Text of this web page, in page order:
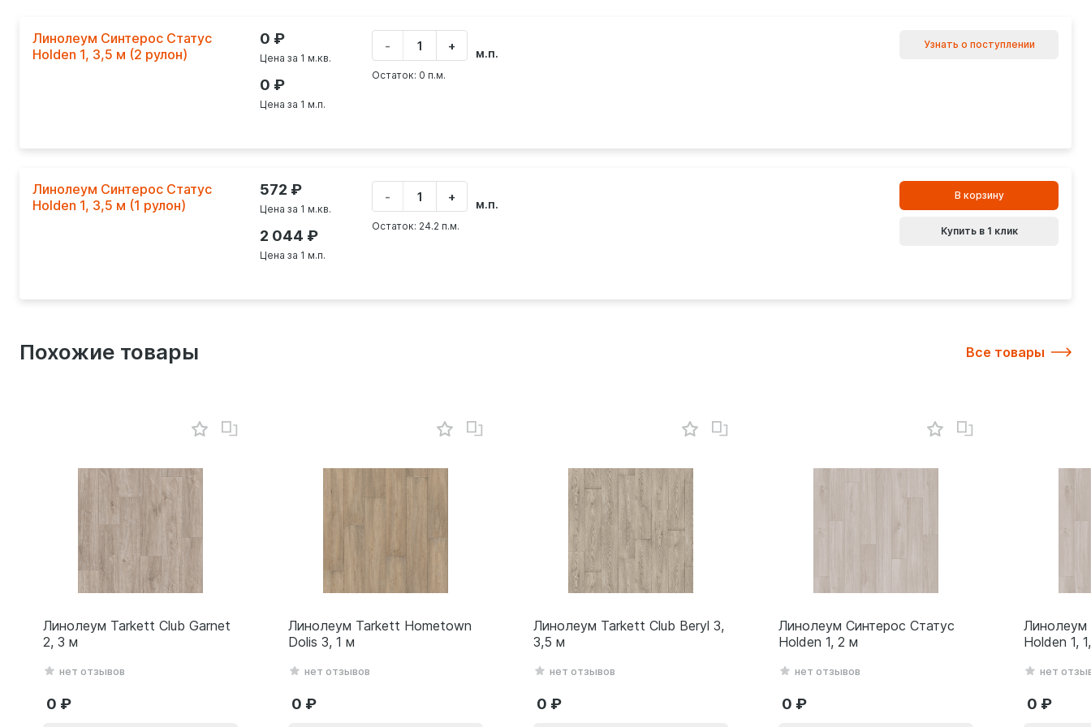
Линолеум Синтерос Статус
Holden 1, 3,5 м (2 рулон)
0
Цена за 1 м.кв.
0
Цена за 1 м.п.
-
Укажите
количество
товара
+ м.п.
Остаток: 0 п.м.
Узнать о поступлении
Линолеум Синтерос Статус
Holden 1, 3,5 м (1 рулон)
572
Цена за 1 м.кв.
2 044
Цена за 1 м.п.
-
Укажите
количество
товара
+ м.п.
Остаток: 24.2 п.м.
В корзину
корзинe
Купить в 1 клик
Похожие товары Все товары
Линолеум Tarkett Club Garnet
2, 3 м
нет отзывов
0
Линолеум Tarkett Hometown
Dolis 3, 1 м
нет отзывов
0
Линолеум Tarkett Club Beryl 3,
3,5 м
нет отзывов
0
Линолеум Синтерос Статус
Holden 1, 2 м
нет отзывов
0
Линолеум
Holden 1,
нет
0